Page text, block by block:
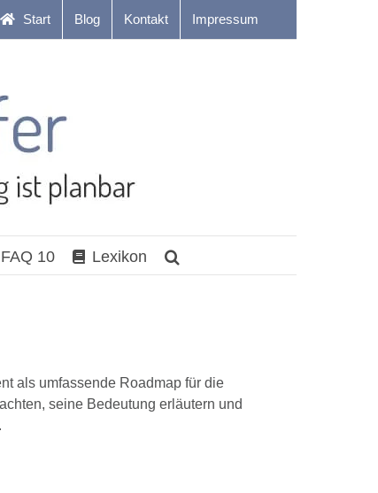
Start Blog Kontakt Impressum
FAQ 10 Lexikon
als umfassende Roadmap für die
seine Bedeutung erläutern und